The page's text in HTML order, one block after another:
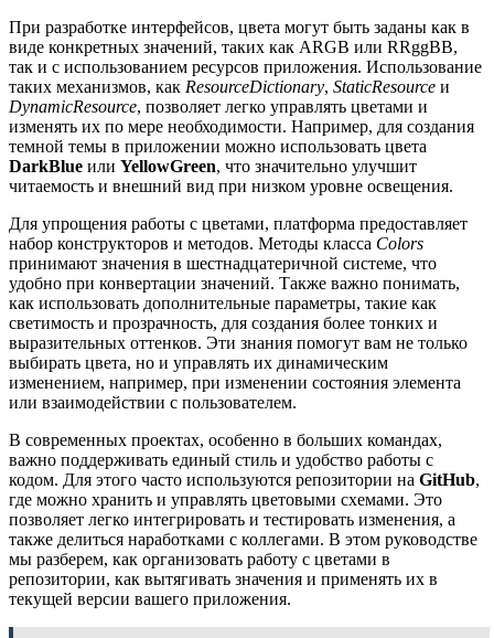
При разработке интерфейсов, цвета могут быть заданы как в
виде конкретных значений, таких как ARGB или RRggBB,
так и с использованием ресурсов приложения. Использование
таких механизмов, как ResourceDictionary, StaticResource и
DynamicResource, позволяет легко управлять цветами и
изменять их по мере необходимости. Например, для создания
темной темы в приложении можно использовать цвета
DarkBlue или YellowGreen, что значительно улучшит
читаемость и внешний вид при низком уровне освещения.
Для упрощения работы с цветами, платформа предоставляет
набор конструкторов и методов. Методы класса Colors
принимают значения в шестнадцатеричной системе, что
удобно при конвертации значений. Также важно понимать,
как использовать дополнительные параметры, такие как
светимость и прозрачность, для создания более тонких и
выразительных оттенков. Эти знания помогут вам не только
выбирать цвета, но и управлять их динамическим
изменением, например, при изменении состояния элемента
или взаимодействии с пользователем.
В современных проектах, особенно в больших командах,
важно поддерживать единый стиль и удобство работы с
кодом. Для этого часто используются репозитории на GitHub,
где можно хранить и управлять цветовыми схемами. Это
позволяет легко интегрировать и тестировать изменения, а
также делиться наработками с коллегами. В этом руководстве
мы разберем, как организовать работу с цветами в
репозитории, как вытягивать значения и применять их в
текущей версии вашего приложения.